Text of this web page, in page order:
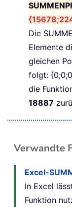
Die
Elemente
gleichen
folgt:
die
18887
Verwandte
Excel-
In Excel
Funktion